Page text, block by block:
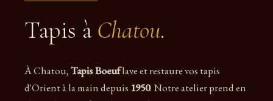
Tapis à Chatou.
À Chatou,Tapis Boeuflave et restaure vos tapis
d'Orient à la main depuis 1950. Notre atelier prend en